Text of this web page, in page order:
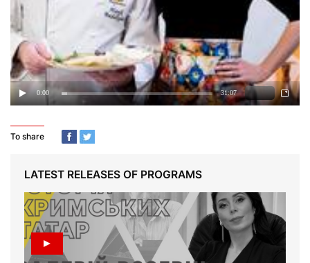
To share
LATEST RELEASES OF PROGRAMS